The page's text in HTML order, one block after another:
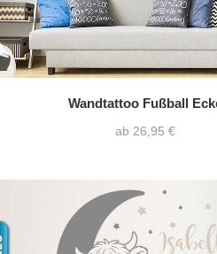
Wandtattoo Fußball
ab 26,95 €